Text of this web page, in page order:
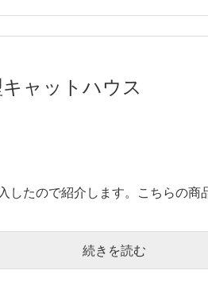
ャットハウス
したので紹介します。こちらの商
続きを読む